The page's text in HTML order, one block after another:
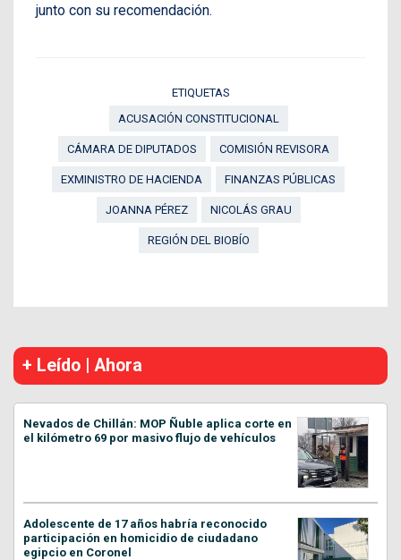
junto con su recomendación.
ETIQUETAS
ACUSACIÓN CONSTITUCIONAL
CÁMARA DE DIPUTADOS COMISIÓN REVISORA
EXMINISTRO DE HACIENDA FINANZAS PÚBLICAS
JOANNA PÉREZ NICOLÁS GRAU
REGIÓN DEL BIOBÍO
+ Leído | Ahora
Nevados de Chillán: MOP Ñuble aplica corte en
el kilómetro 69 por masivo flujo de vehículos
Adolescente de 17 años habría reconocido
participación en homicidio de ciudadano
egipcio en Coronel